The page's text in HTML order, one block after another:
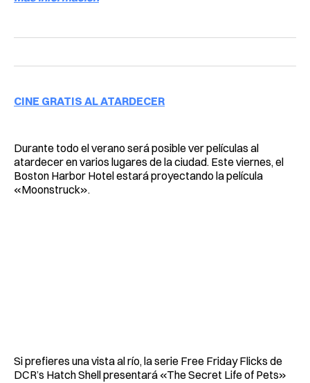
CINE GRATIS AL ATARDECER
Durante todo el verano será posible ver películas al
atardecer en varios lugares de la ciudad. Este viernes, el
Boston Harbor Hotel estará proyectando la película
«Moonstruck».
Si prefieres una vista al río, la serie Free Friday Flicks de
DCR’s Hatch Shell presentará «The Secret Life of Pets»